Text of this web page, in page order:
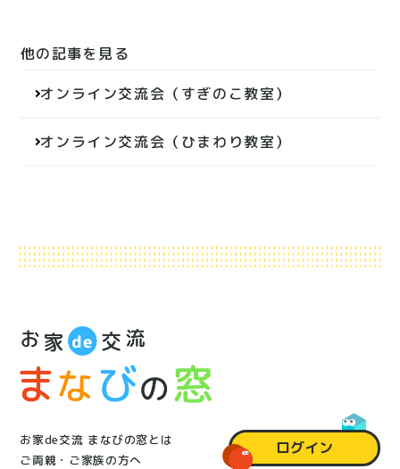
他の記事を見る
ョ
オンライン交流会（すぎのこ教室）
オンライン交流会（ひまわり教室）
お家de交流 まなびの窓とは
ご両親・ご家族の方へ
ログイン